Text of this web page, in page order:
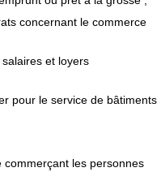
concernant le commerce
et loyers
pour le service de bâtiments
commerçant les personnes